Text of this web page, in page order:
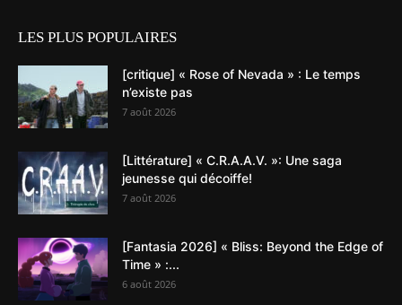
LES PLUS POPULAIRES
[critique] « Rose of Nevada » : Le temps
n’existe pas
7 août 2026
[Littérature] « C.R.A.A.V. »: Une saga
jeunesse qui décoiffe!
7 août 2026
[Fantasia 2026] « Bliss: Beyond the Edge of
Time » :...
6 août 2026